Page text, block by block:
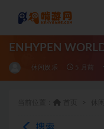
ENHYPEN
休闲娱乐 5 月前